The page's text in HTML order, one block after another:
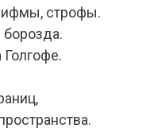
строфы.
борозда.
Голгофе.